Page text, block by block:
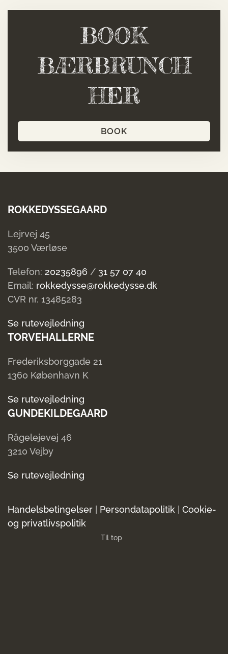
BOOK
BÆRBRUNCH
HER
BOOK
ROKKEDYSSEGAARD
Lejrvej 45
3500 Værløse
Telefon: 20235896 / 31 57 07 40
Email: rokkedysse@rokkedysse.dk
CVR nr. 13485283
Se rutevejledning
TORVEHALLERNE
Frederiksborggade 21
1360 København K
Se rutevejledning
GUNDEKILDEGAARD
Rågelejevej 46
3210 Vejby
Se rutevejledning
Handelsbetingelser Persondatapolitik
Cookie-
og privatlivspolitik
Til top